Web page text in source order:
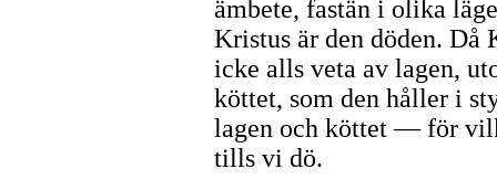
ämbete, fastän i olika
Kristus är den döden.
icke alls veta av lagen,
köttet, som den håller i
lagen och köttet — för
tills vi dö.